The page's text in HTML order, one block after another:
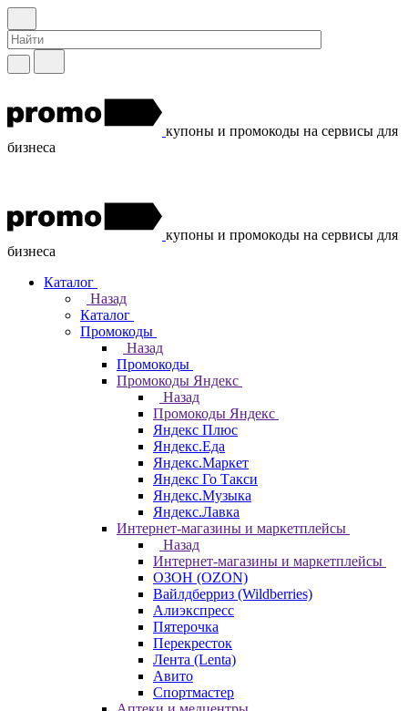
купоны и промокоды на сервисы для
бизнеса
купоны и промокоды на сервисы для
бизнеса
Каталог
Назад
Каталог
Промокоды
Назад
Промокоды
Промокоды Яндекс
Назад
Промокоды Яндекс
Яндекс Плюс
Яндекс.Еда
Яндекс.Маркет
Яндекс Го Такси
Яндекс.Музыка
Яндекс.Лавка
Интернет-магазины и маркетплейсы
Назад
Интернет-магазины и маркетплейсы
ОЗОН (OZON)
Вайлдберриз (Wildberries)
Алиэкспресс
Пятерочка
Перекресток
Лента (Lenta)
Авито
Спортмастер